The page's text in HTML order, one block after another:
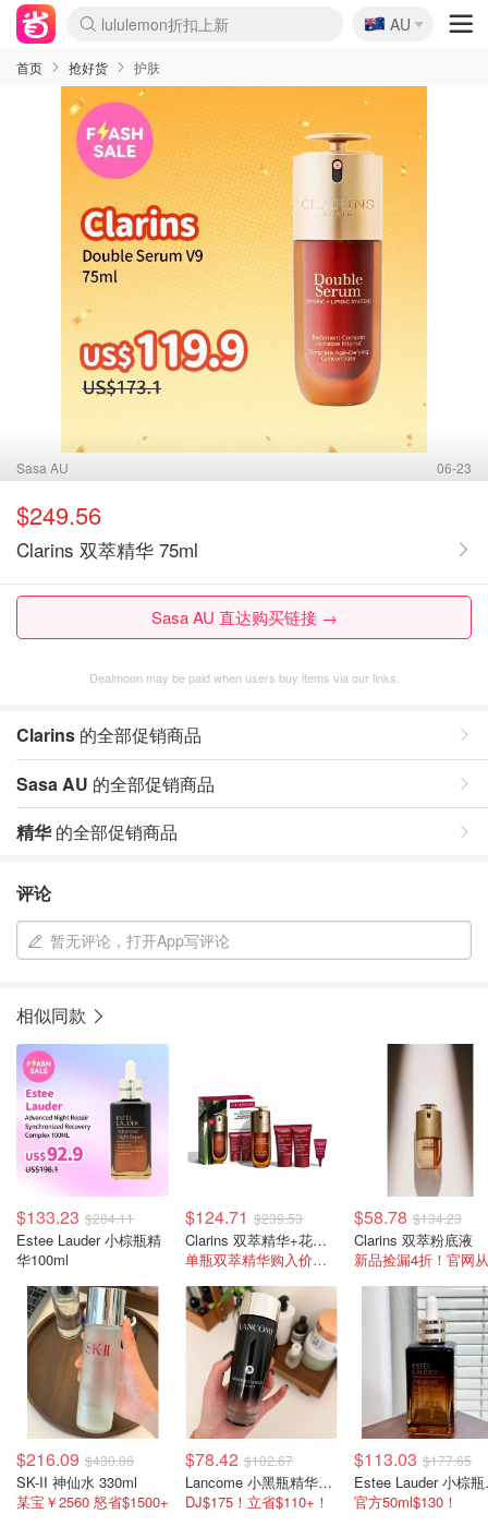
lululemon折扣上新
Sasa美妆护肤3.5折
SSENSE年中3折
FreshBeauty好价汇总
Cettire降价+叠9折
Farfetch折上8折
WWS Coles超市实拍
viagogo二手票捡漏
Myer清仓1折起
The Outnet奢牌1折起
David Jones 3折起
Flannels大牌1折
Perfumes Club护肤1折
AMIRO返校季6.2折
Oweek抽奖送Airpods
Amazon折扣汇总
eToro入金$200送$50
Amazon数码好物
ICONIC本周7.5折
ThedoubleF高奢地板价
Moose Knuckles 6折
丝芙兰5折起
EUFY官网3.7折起
Selenichast首饰2折
Trip机票酒店促销
YSL送5件彩妆礼
Amazon家居好物
BIGBANG巡演开票
David Jones时尚3折
Amazon美妆护肤
雅漾大喷$8
过敏原检测盒$33
伊索独家赠50ml沐浴露
科颜氏清仓3折
SEALIFE海洋馆门票6折
丝塔芙大白罐$16
订阅Newsletter送香薰
Cult Beauty 6.8折
Harrods圣诞日历2.3折
LN-CC奢牌私促3折
d'Alba空姐喷雾$16
EVE LOM套装逆天2折
Bernardelli独家4折
Adore Beauty 6折起
CT圣诞日历
Mytheresa奢品2.7折
Luxury Escapes 9折
Currentbody美容仪9折
卡诗9折+赠4件礼
MOON Garden Live
ALLSAINTS美衣3折
Roborock扫地机3.7折
Tingo Life水杯$24
Valentino官网5折
CR洗发护发6.3折
🇦🇺
AU
首页 抢好货 护肤
Sasa AU 06-23
$249.56
Clarins 双萃精华 75ml
Sasa AU 直达购买链接 →
Dealmoon may be paid when users buy items via our links.
Clarins 的全部促销商品
Sasa AU 的全部促销商品
精华的全部促销商品
评论
暂无评论，打开App写评论
相似同款
$133.23 $284.11
Estee Lauder 小棕瓶精
华100ml
$124.71 $239.53
Clarins 双萃精华+花样年华套装
单瓶双萃精华购入价为$240
$58.78 $134.23
Clarins 双萃粉底液
$216.09 $430.86
SK-II 神仙水 330ml
某宝￥2560 怒省$1500+
$78.42 $102.67
Lancome 小黑瓶精华水 150ml
DJ$175！立省$110+！
$113.03 $177.65
官方50ml$130！